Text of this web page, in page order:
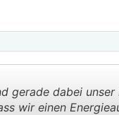
gerade dabei unser
wir einen